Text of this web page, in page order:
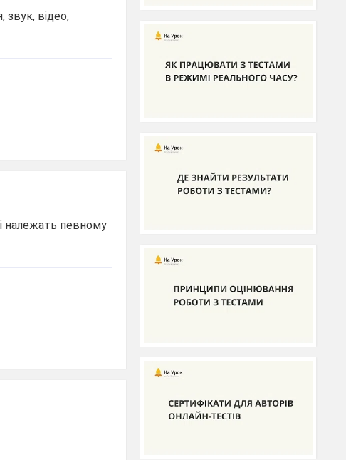
звук, відео,
належать певному